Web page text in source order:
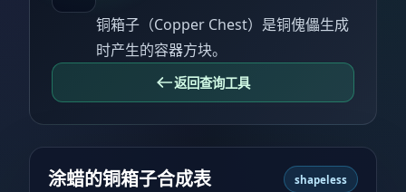
铜箱子（Copper Chest）是铜傀儡生成
时产生的容器方块。
返回查询工具
涂蜡的铜箱子合成表 shapeless